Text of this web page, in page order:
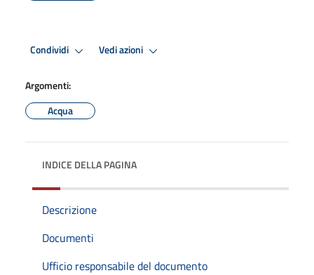
Condividi Vedi azioni
Argomenti:
Acqua
INDICE DELLA PAGINA
Descrizione
Documenti
Ufficio responsabile del documento